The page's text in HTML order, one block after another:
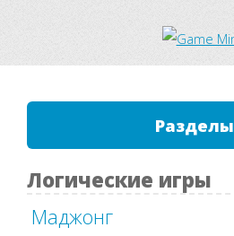
Разделы
Логические игры
Маджонг